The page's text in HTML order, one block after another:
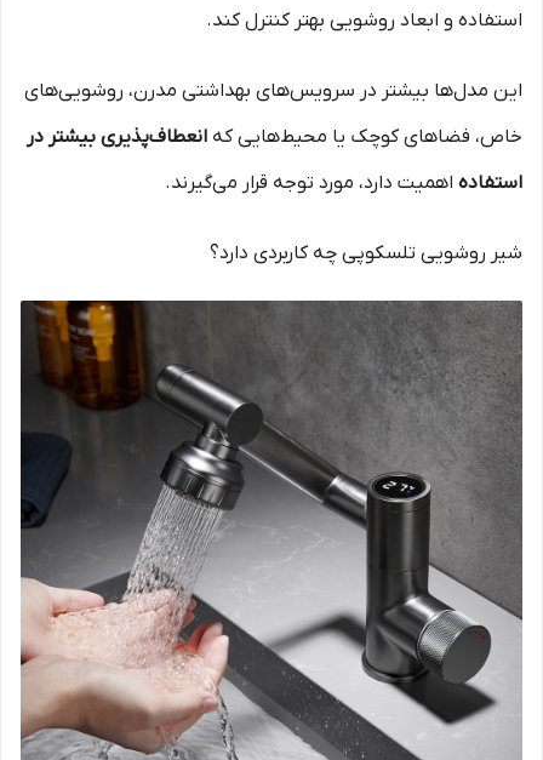
استفاده و ابعاد روشویی بهتر کنترل کند.
این مدل‌ها بیشتر در سرویس‌های بهداشتی مدرن، روشویی‌های
خاص، فضاهای کوچک یا محیط‌هایی که انعطاف‌پذیری بیشتر در
استفاده اهمیت دارد، مورد توجه قرار می‌گیرند.
شیر روشویی تلسکوپی چه کاربردی دارد؟